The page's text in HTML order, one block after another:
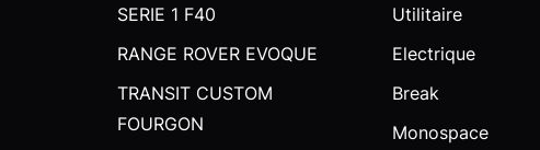
SERIE 1 F40
RANGE ROVER EVOQUE
TRANSIT CUSTOM
FOURGON
Utilitaire
Electrique
Break
Monospace